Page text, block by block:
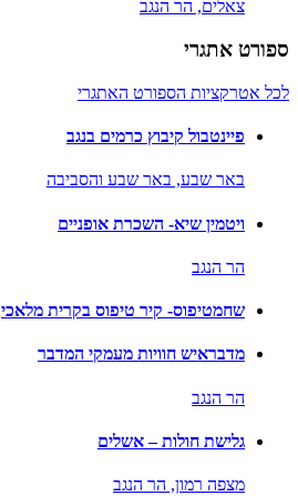
צאלים, הר הנגב
ספורט אתגרי
לכל אטרקציות הספורט האתגרי
פיינטבול קיבוץ כרמים בנגב
באר שבע, באר שבע והסביבה
ויטמין שיא- השכרת אופניים
הר הנגב
שחמטיפוס- קיר טיפוס בקרית מלאכי
מדבראיש חוויות מעמקי המדבר
הר הנגב
גלישת חולות – אשלים
מצפה רמון, הר הנגב